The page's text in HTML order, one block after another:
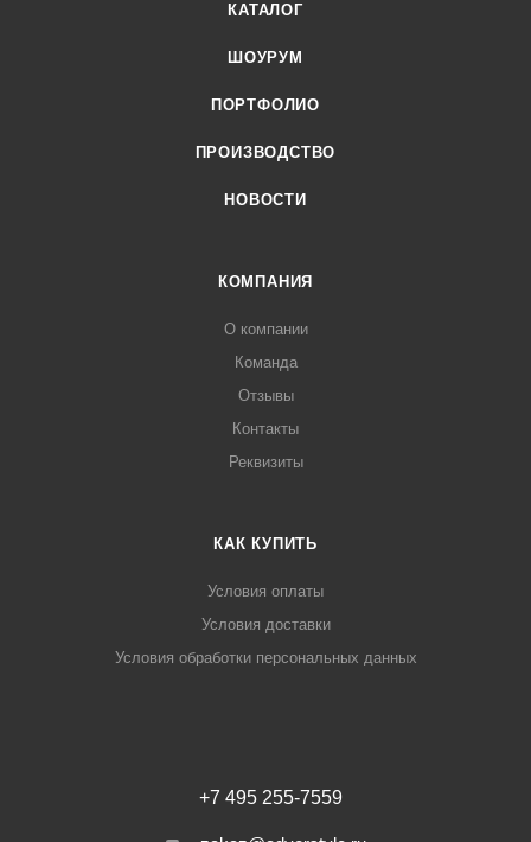
КАТАЛОГ
ШОУРУМ
ПОРТФОЛИО
ПРОИЗВОДСТВО
НОВОСТИ
КОМПАНИЯ
О компании
Команда
Отзывы
Контакты
Реквизиты
КАК КУПИТЬ
Условия оплаты
Условия доставки
Условия обработки персональных данных
+7 495 255-7559